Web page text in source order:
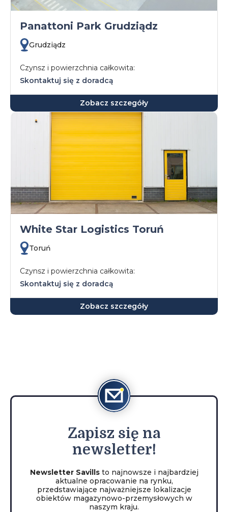
Panattoni Park Grudziądz
Grudziądz
Czynsz i powierzchnia całkowita:
Skontaktuj się z doradcą
Zobacz szczegóły
White Star Logistics Toruń
Toruń
Czynsz i powierzchnia całkowita:
Skontaktuj się z doradcą
Zobacz szczegóły
Zapisz się na
newsletter!
Newsletter Savillsto najnowsze i najbardziej
aktualne opracowanie na rynku,
przedstawiające najważniejsze lokalizacje
obiektów magazynowo-przemysłowych w
naszym kraju.